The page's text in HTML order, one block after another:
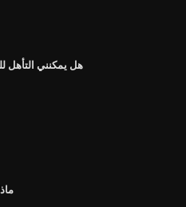
هل يمكنني